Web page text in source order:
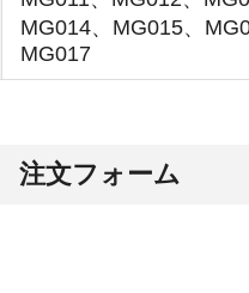
MG014、MG015、
MG017
注文フォーム